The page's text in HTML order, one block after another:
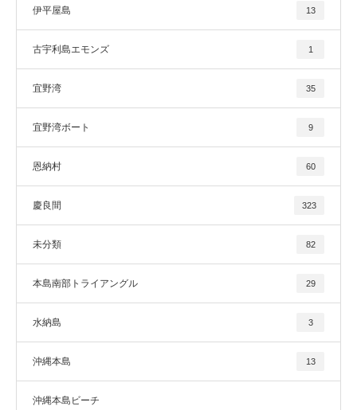
伊平屋島 13
古宇利島エモンズ 1
宜野湾 35
宜野湾ボート 9
恩納村 60
慶良間 323
未分類 82
本島南部トライアングル 29
水納島 3
沖縄本島 13
沖縄本島ビーチ